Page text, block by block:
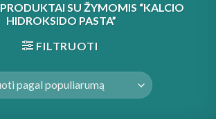
PRODUKTAI SU ŽYMOMIS “KALCIO
HIDROKSIDO PASTA”
FILTRUOTI